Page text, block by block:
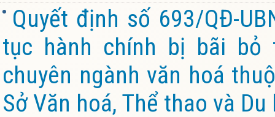
Quyết định số 693/QĐ-
tục hành chính bị bãi bỏ
chuyên ngành văn hoá
Sở Văn hoá, Thể thao và